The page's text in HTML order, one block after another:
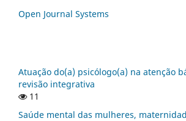
Open Journal Systems
Atuação do(a) psicólogo(a) na atenção
revisão integrativa
11
Saúde mental das mulheres,